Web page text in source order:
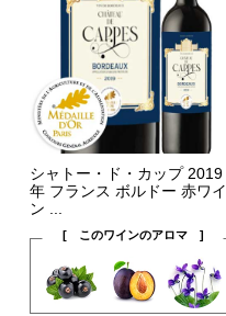
シャトー・ド・カップ 2019
年 フランス ボルドー 赤ワイ
ン ...
[ このワインのアロマ ]